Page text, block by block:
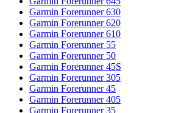
Garmin Forerunner 630
Garmin Forerunner 620
Garmin Forerunner 610
Garmin Forerunner 55
Garmin Forerunner 50
Garmin Forerunner 45S
Garmin Forerunner 305
Garmin Forerunner 45
Garmin Forerunner 405
Garmin Forerunner 35